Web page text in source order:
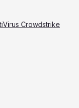
Crowdstrike